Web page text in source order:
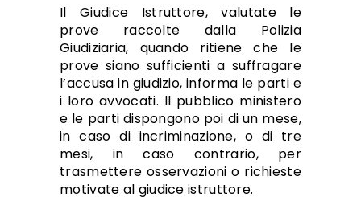
Il Giudice Istruttore, valutate le
prove raccolte dalla Polizia
Giudiziaria, quando ritiene che le
prove siano sufficienti a suffragare
l’accusa in giudizio, informa le parti e
i loro avvocati. Il pubblico ministero
e le parti dispongono poi di un mese,
in caso di incriminazione, o di tre
mesi, in caso contrario, per
trasmettere osservazioni o richieste
motivate al giudice istruttore.